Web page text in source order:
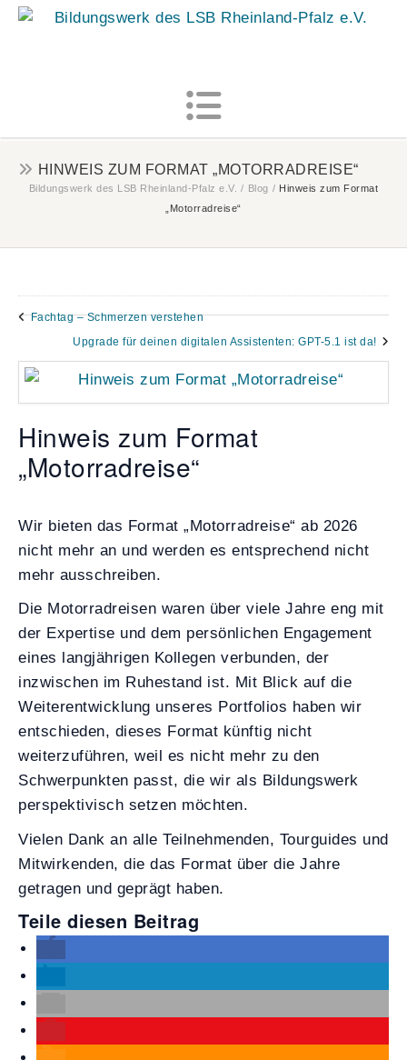
HINWEIS ZUM FORMAT „MOTORRADREISE“
Bildungswerk des LSB Rheinland-Pfalz e.V. / Blog / Hinweis zum Format
„Motorradreise“
Fachtag – Schmerzen verstehen
Upgrade für deinen digitalen Assistenten: GPT-5.1 ist da!
Hinweis zum Format
„Motorradreise“
Wir bieten das Format „Motorradreise“ ab 2026
nicht mehr an und werden es entsprechend nicht
mehr ausschreiben.
Die Motorradreisen waren über viele Jahre eng mit
der Expertise und dem persönlichen Engagement
eines langjährigen Kollegen verbunden, der
inzwischen im Ruhestand ist. Mit Blick auf die
Weiterentwicklung unseres Portfolios haben wir
entschieden, dieses Format künftig nicht
weiterzuführen, weil es nicht mehr zu den
Schwerpunkten passt, die wir als Bildungswerk
perspektivisch setzen möchten.
Vielen Dank an alle Teilnehmenden, Tourguides und
Mitwirkenden, die das Format über die Jahre
getragen und geprägt haben.
Teile diesen Beitrag